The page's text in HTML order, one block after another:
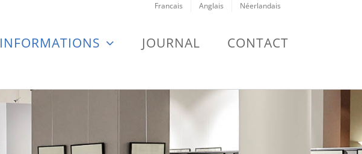
Francais Anglais Néerlandais
INFORMATIONS JOURNAL CONTACT